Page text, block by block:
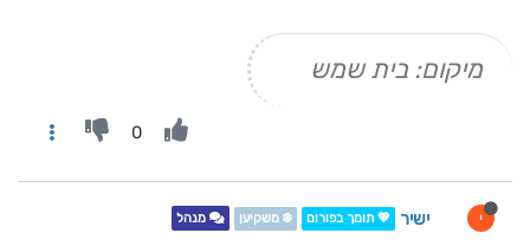
מיקום: בית שמש
0
י ישיר 💖 תומך בפורום ❄️ משקיען מנהל